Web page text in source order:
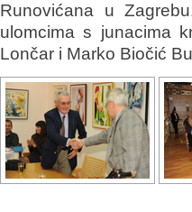
Runovićana u
ulomcima s junacima
Lončar i Marko Biočić